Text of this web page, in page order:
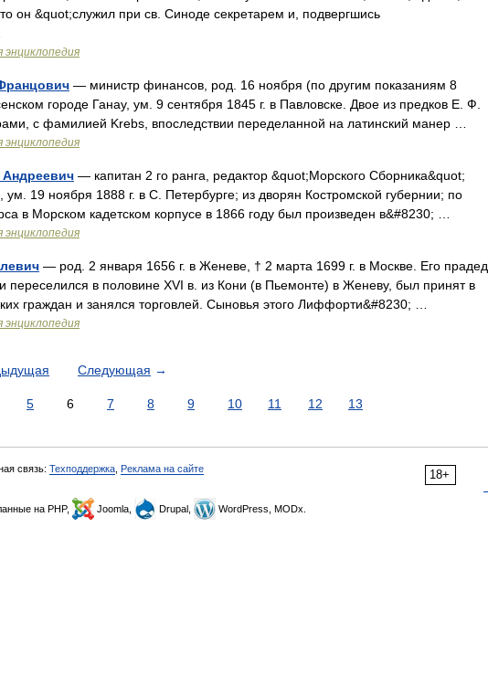
он &quot;служил при св. Синоде секретарем и, подвергшись
энциклопедия
— министр финансов, род. 16 ноября (по другим показаниям 8
городе Ганау, ум. 9 сентября 1845 г. в Павловске. Двое из предков Е. Ф.
с фамилией Krebs, впоследствии переделанной на латинский манер …
энциклопедия
— капитан 2 го ранга, редактор &quot;Морского Сборника&quot;
ум. 19 ноября 1888 г. в С. Петербурге; из дворян Костромской губернии; по
в Морском кадетском корпусе в 1866 году был произведен в&#8230; …
энциклопедия
— род. 2 января 1656 г. в Женеве, † 2 марта 1699 г. в Москве. Его прадед
в половине XVI в. из Кони (в Пьемонте) в Женеву, был принят в
граждан и занялся торговлей. Сыновья этого Лиффорти&#8230; …
энциклопедия
Следующая →
5 6 7 8 9 10 11 12 13
18+
связь: Техподдержка Реклама на сайте
на PHP, Joomla, Drupal, WordPress, MODx.